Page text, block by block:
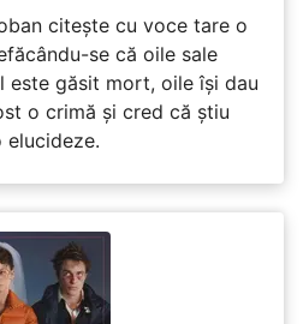
citește cu voce tare o
se că oile sale
este găsit mort, oile își dau
o crimă și cred că știu